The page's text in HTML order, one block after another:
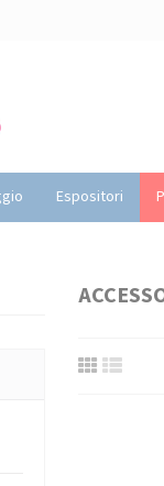
Espositori